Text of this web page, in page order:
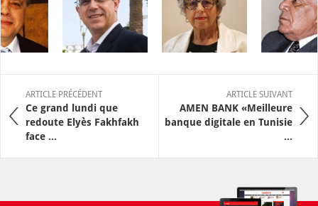
ARTICLE PRÉCÉDENT
Ce grand lundi que
redoute Elyès Fakhfakh
face ...
ARTICLE SUIVANT
AMEN BANK «Meilleure
banque digitale en Tunisie
...